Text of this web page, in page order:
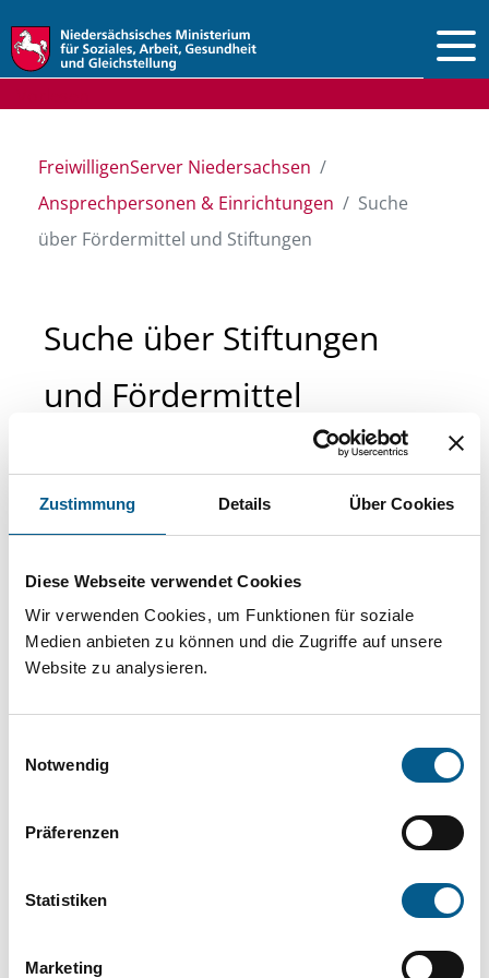
Zustimmung Details Über Cookies
Diese Webseite verwendet Cookies
Wir verwenden Cookies, um Funktionen für soziale
Medien anbieten zu können und die Zugriffe auf unsere
Website zu analysieren.
Notwendig
Präferenzen
Statistiken
Marketing
FreiwilligenServer Niedersachsen
Ansprechpersonen & Einrichtungen
Suche
über Fördermittel und Stiftungen
Suche über Stiftungen
und Fördermittel
Sie suchen finanzielle Unterstützung für ein
Projekt oder ein Vorhaben? Hier können Sie
direkt über unsere Fördermitteldatenbank und
Stiftungsdatenbank recherchieren. Bei der
Suche bitte die Groß- und Kleinschreibung
beachten.
Bitte Suchbegriff eingeben. Ergebnisse
können durch die Wahl von Bereichen oder
Suchen